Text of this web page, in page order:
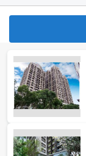
60~70 坪
樓層
不拘
11~20樓
樓層
不拘
5~10樓